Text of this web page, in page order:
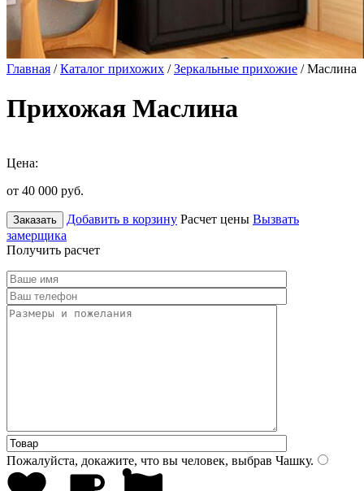
Главная /Каталог прихожих /Зеркальные прихожие / Маслина
Прихожая Маслина
Цена:
от 40 000 руб.
Заказать Добавить в корзину Расчет цены Вызвать
замерщика
Получить расчет
Пожалуйста, докажите, что вы человек, выбрав Чашку.